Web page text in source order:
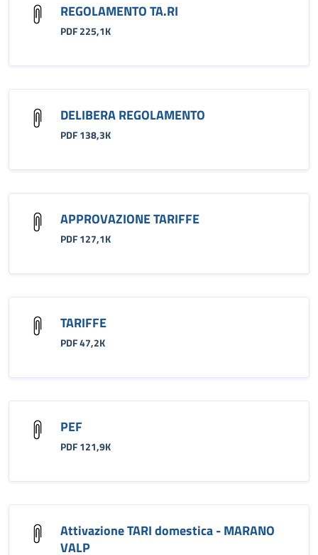
REGOLAMENTO TA.RI
PDF 225,1K
DELIBERA REGOLAMENTO
PDF 138,3K
APPROVAZIONE TARIFFE
PDF 127,1K
TARIFFE
PDF 47,2K
PEF
PDF 121,9K
Attivazione TARI domestica - MARANO
VALP